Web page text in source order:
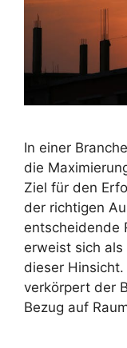
In einer
die
Ziel für den
der richtigen
entscheidende
erweist sich
dieser
verkörpert der
Bezug auf